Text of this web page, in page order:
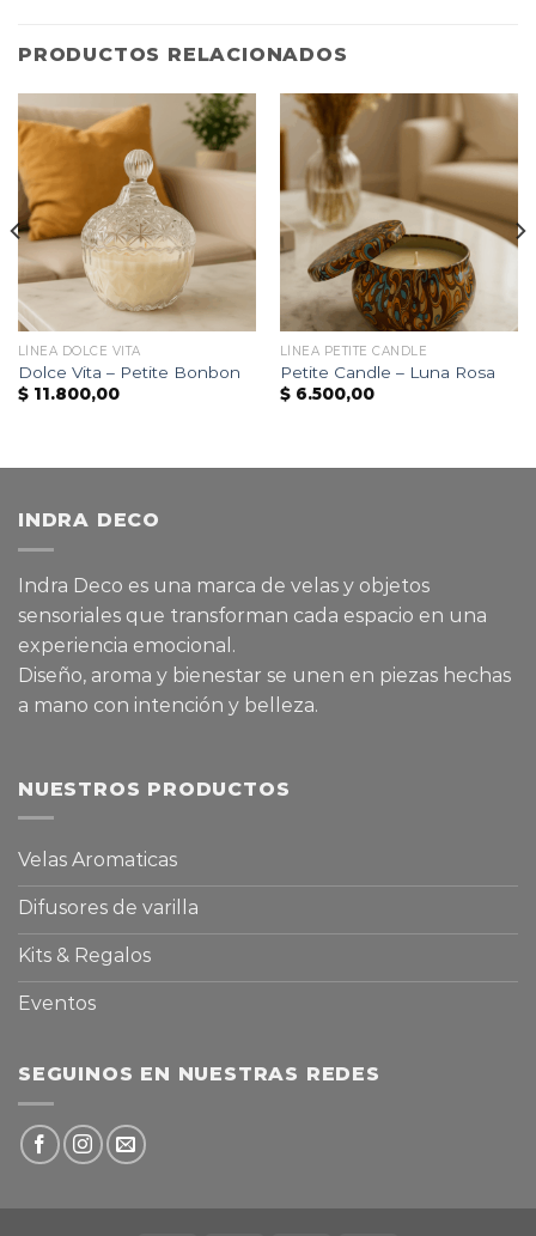
PRODUCTOS RELACIONADOS
LÍNEA DOLCE VITA
Dolce Vita – Petite Bonbon
$11.800,00
LÍNEA PETITE CANDLE
Petite Candle – Luna Rosa
$6.500,00
INDRA DECO
Indra Deco es una marca de velas y objetos
sensoriales que transforman cada espacio en una
experiencia emocional.
Diseño, aroma y bienestar se unen en piezas hechas
a mano con intención y belleza.
NUESTROS PRODUCTOS
Velas Aromaticas
Difusores de varilla
Kits & Regalos
Eventos
SEGUINOS EN NUESTRAS REDES